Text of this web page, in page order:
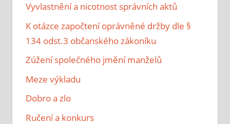
Vyvlastnění a nicotnost správních aktů
K otázce započtení oprávněné držby dle §
134 odst.3 občanského zákoníku
Zúžení společného jmění manželů
Meze výkladu
Dobro a zlo
Ručení a konkurs